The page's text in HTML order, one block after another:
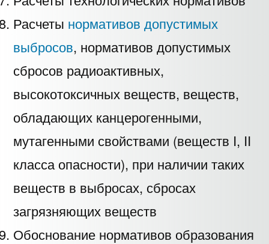
Расчеты нормативов допустимых
выбросов, нормативов допустимых
сбросов радиоактивных,
высокотоксичных веществ, веществ,
обладающих канцерогенными,
мутагенными свойствами (веществ I, II
класса опасности), при наличии таких
веществ в выбросах, сбросах
загрязняющих веществ
Обоснование нормативов образования